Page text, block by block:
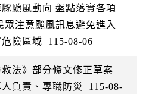
颱風動向 盤點落實各項
眾注意颱風訊息避免進入
險區域
115-08-06
法》部分條文修正草案
負責、專職防災
115-08-